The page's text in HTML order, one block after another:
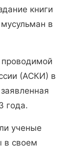
книги
в
проводимой
(АСКИ) в
года.
ученые
в своем